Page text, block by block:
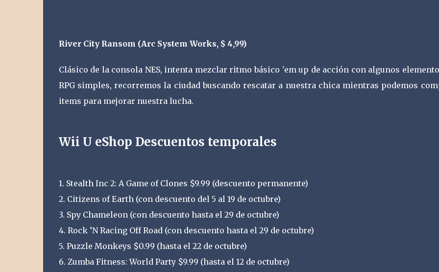
River City Ransom (Arc System Works, $ 4,99)
Clásico de la consola NES, intenta mezclar ritmo básico 'em up de acción con algunos
RPG simples, recorremos la ciudad buscando rescatar a nuestra chica mientras podemos
items para mejorar nuestra lucha.
Wii U eShop Descuentos temporales
1. Stealth Inc 2: A Game of Clones $9.99 (descuento permanente)
2. Citizens of Earth (con descuento del 5 al 19 de octubre)
3. Spy Chameleon (con descuento hasta el 29 de octubre)
4. Rock ’N Racing Off Road (con descuento hasta el 29 de octubre)
5. Puzzle Monkeys $0.99 (hasta el 22 de octubre)
6. Zumba Fitness: World Party $9.99 (hasta el 12 de octubre)